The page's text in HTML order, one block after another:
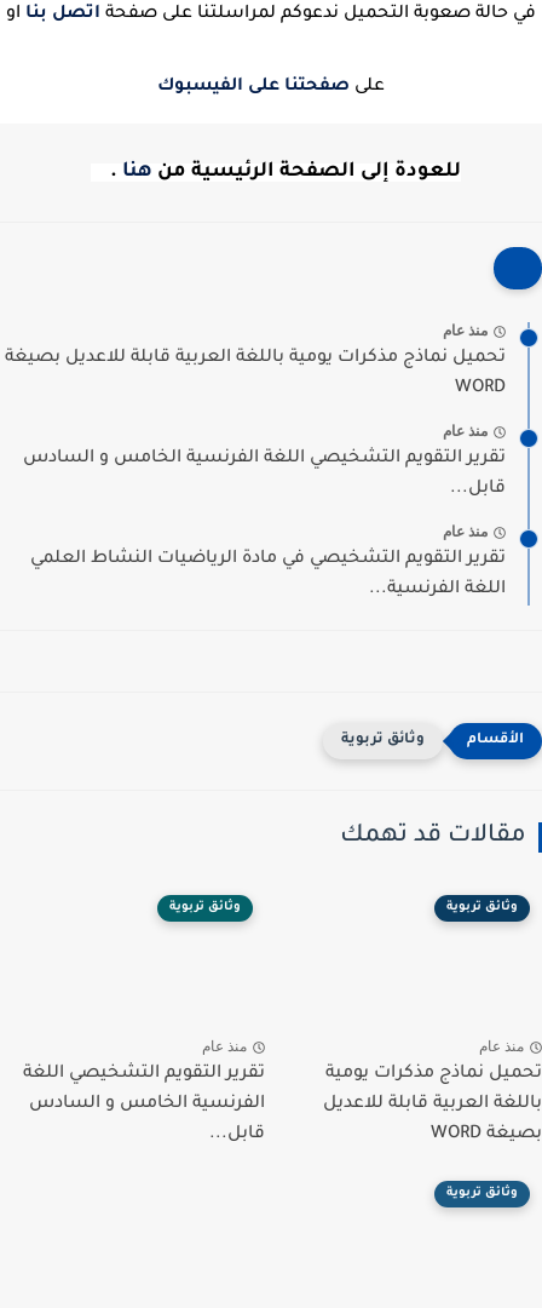
في حالة صعوبة التحميل ندعوكم لمراسلتنا على صفحة اتصل بنا او
على صفحتنا على الفيسبوك
للعودة إلى الصفحة الرئيسية من هنا .
منذ عام
تحميل نماذج مذكرات يومية باللغة العربية قابلة للاعديل بصيغة
WORD
منذ عام
تقرير التقويم التشخيصي اللغة الفرنسية الخامس و السادس
قابل...
منذ عام
تقرير التقويم التشخيصي في مادة الرياضيات النشاط العلمي
اللغة الفرنسية...
وثائق تربوية
مقالات قد تهمك
وثائق تربوية
منذ عام
تحميل نماذج مذكرات يومية
باللغة العربية قابلة للاعديل
بصيغة WORD
وثائق تربوية
منذ عام
تقرير التقويم التشخيصي اللغة
الفرنسية الخامس و السادس
قابل...
وثائق تربوية